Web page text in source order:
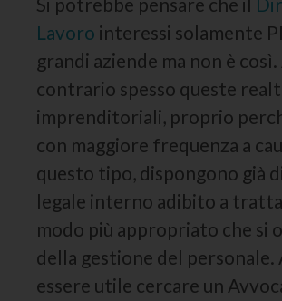
Lavoro interessi solamente
grandi aziende ma non è così.
contrario spesso queste
imprenditoriali, proprio
con maggiore frequenza a
questo tipo, dispongono già
legale interno adibito a
modo più appropriato che si
della gestione del personale.
essere utile cercare un